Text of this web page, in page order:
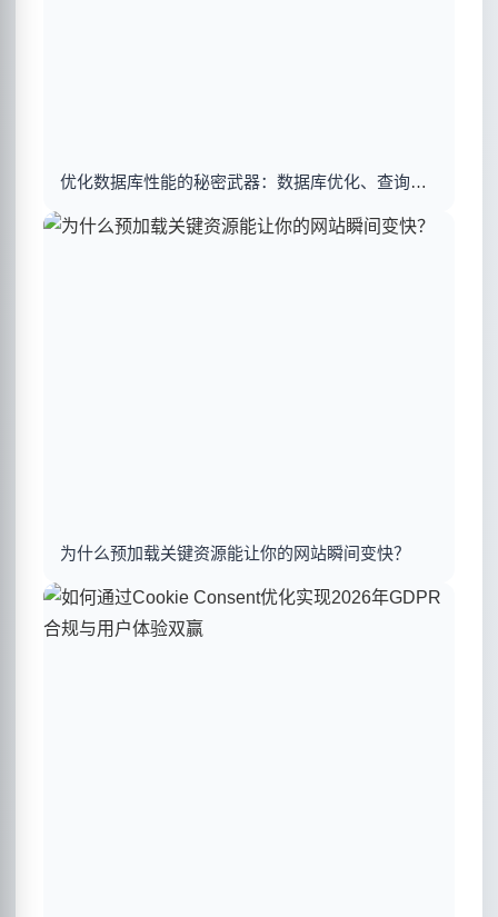
优化数据库性能的秘密武器：数据库优化、查询优化与索引建立揭秘
为什么预加载关键资源能让你的网站瞬间变快？